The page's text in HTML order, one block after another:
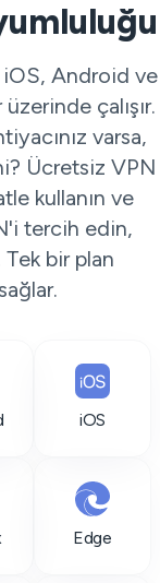
Android ve
çalışır.
varsa,
Ücretsiz VPN
kullanın ve
tercih edin,
bir plan
iOS
Edge